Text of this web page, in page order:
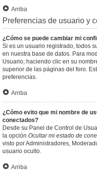
Arriba
Preferencias de usuario y
¿Cómo se puede cambiar mi
Si es un usuario registrado, todos
en nuestra base de datos. Para
Usuario; haciendo clic en su
superior de las páginas del foro.
preferencias.
Arriba
¿Cómo evito que mi nombre de
conectados?
Desde su Panel de Control de
la opción Ocultar mi estado de
visto por Administradores,
usuario oculto.
Arriba